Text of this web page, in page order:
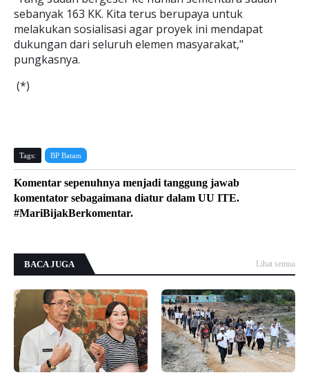
sebanyak 163 KK. Kita terus berupaya untuk
melakukan sosialisasi agar proyek ini mendapat
dukungan dari seluruh elemen masyarakat,"
pungkasnya.
(*)
Tags: BP Batam
Komentar sepenuhnya menjadi tanggung jawab
komentator sebagaimana diatur dalam UU ITE.
#MariBijakBerkomentar.
BACA JUGA Lihat semua